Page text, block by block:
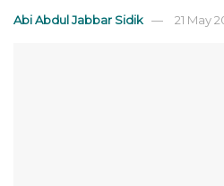
Abi Abdul Jabbar Sidik 21 May